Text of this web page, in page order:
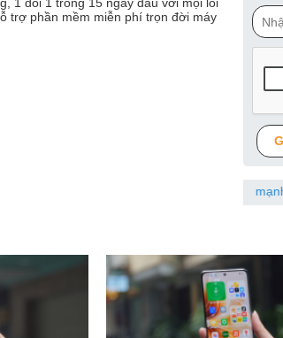
trợ phần mềm miễn phí trọn đời máy